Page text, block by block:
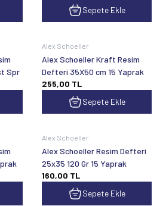
Sepete Ekle
Spr
Alex Schoeller
Alex Schoeller Kraft Resim
Defteri 35X50 cm 15 Yaprak
255,00 TL
Sepete Ekle
Alex Schoeller
Alex Schoeller Resim Defteri
25x35 120 Gr 15 Yaprak
160,00 TL
Sepete Ekle